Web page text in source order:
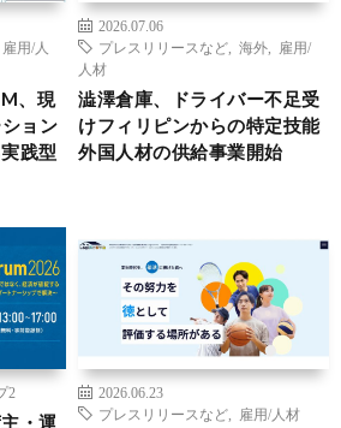
雇用/人
、現
ョン
践型
2026.07.06
プレスリリースなど
海外
雇用/
人材
澁澤倉庫、ドライバー不足受
けフィリピンからの特定技能
外国人材の供給事業開始
2
・運
2026.06.23
プレスリリースなど
雇用/人材